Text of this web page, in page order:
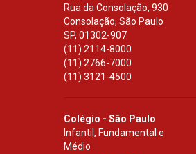
Rua da Consolação, 930
Consolação, São Paulo
SP, 01302-907
(11) 2114-8000
(11) 2766-7000
(11) 3121-4500
Colégio - São Paulo
Infantil, Fundamental e
Médio